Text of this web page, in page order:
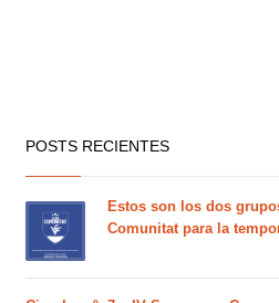
POSTS RECIENTES
Estos son los dos
Comunitat para la